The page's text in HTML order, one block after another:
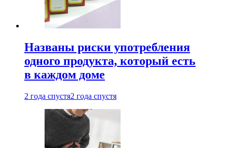
Названы риски употребления
одного продукта, который есть
в каждом доме
2 года спустя2 года спустя